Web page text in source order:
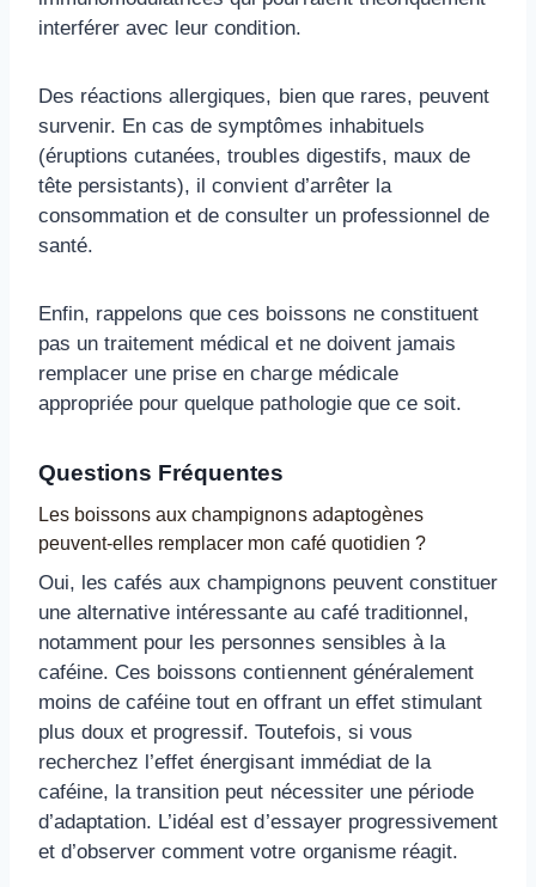
interférer avec leur condition.
Des réactions allergiques, bien que rares, peuvent
survenir. En cas de symptômes inhabituels
(éruptions cutanées, troubles digestifs, maux de
tête persistants), il convient d’arrêter la
consommation et de consulter un professionnel de
santé.
Enfin, rappelons que ces boissons ne constituent
pas un traitement médical et ne doivent jamais
remplacer une prise en charge médicale
appropriée pour quelque pathologie que ce soit.
Questions Fréquentes
Les boissons aux champignons adaptogènes
peuvent-elles remplacer mon café quotidien ?
Oui, les cafés aux champignons peuvent constituer
une alternative intéressante au café traditionnel,
notamment pour les personnes sensibles à la
caféine. Ces boissons contiennent généralement
moins de caféine tout en offrant un effet stimulant
plus doux et progressif. Toutefois, si vous
recherchez l’effet énergisant immédiat de la
caféine, la transition peut nécessiter une période
d’adaptation. L’idéal est d’essayer progressivement
et d’observer comment votre organisme réagit.